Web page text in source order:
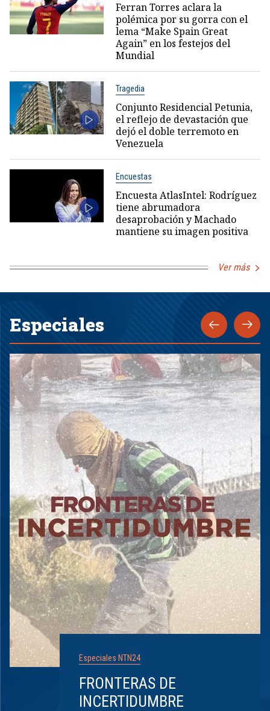
Ferran Torres aclara la
polémica por su gorra con el
lema “Make Spain Great
Again” en los festejos del
Mundial
Tragedia
Conjunto Residencial Petunia,
el reflejo de devastación que
dejó el doble terremoto en
Venezuela
Encuestas
Encuesta AtlasIntel: Rodríguez
tiene abrumadora
desaprobación y Machado
mantiene su imagen positiva
Ver más
Especiales
Especiales NTN24
FRONTERAS DE
INCERTIDUMBRE